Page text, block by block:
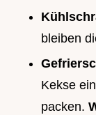
bleiben
Kekse
packen.